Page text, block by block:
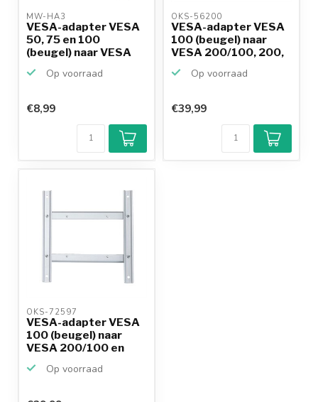
MW-HA3
VESA-adapter VESA
50, 75 en 100
(beugel) naar VESA
Op voorraad
€8,99
OKS-56200
VESA-adapter VESA
100 (beugel) naar
VESA 200/100, 200,
Op voorraad
Klantenbeoordeling
9,2/10
Achteraf
betalen mogelijk
€39,99
OKS-72597
VESA-adapter VESA
100 (beugel) naar
VESA 200/100 en
Op voorraad